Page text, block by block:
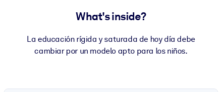
What's inside?
La educación rígida y saturada de hoy día debe
cambiar por un modelo apto para los niños.